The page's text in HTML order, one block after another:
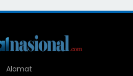
Alamat